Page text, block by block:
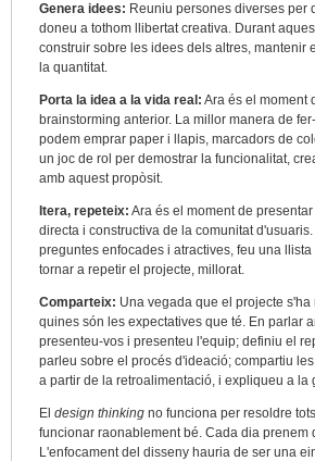
Genera idees: Reuniu persones diverses per
doneu a tothom llibertat creativa. Durant
construir sobre les idees dels altres, mantenir
la quantitat.
Porta la idea a la vida real: Ara és el moment
brainstorming anterior. La millor manera de
podem emprar paper i llapis, marcadors de
un joc de rol per demostrar la funcionalitat,
amb aquest propòsit.
Itera, repeteix: Ara és el moment de
directa i constructiva de la comunitat
preguntes enfocades i atractives, feu una
tornar a repetir el projecte, millorat.
Comparteix: Una vegada que el projecte
quines són les expectatives que té. En parlar
presenteu-vos i presenteu l'equip; definiu el
parleu sobre el procés d'ideació; compartiu
a partir de la retroalimentació, i expliqueu a
El design thinking no funciona per resoldre
funcionar raonablement bé. Cada dia
L'enfocament del disseny hauria de ser una